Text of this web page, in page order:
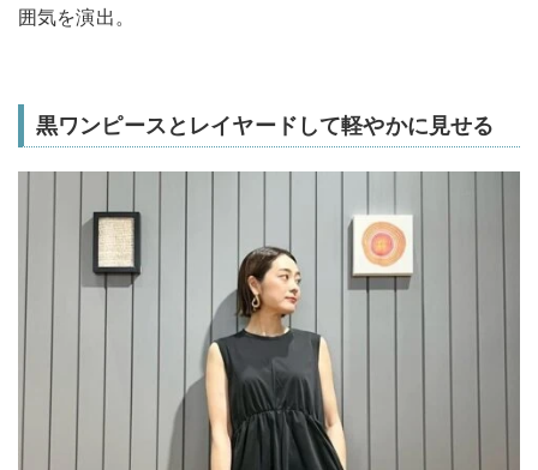
囲気を演出。
黒ワンピースとレイヤードして軽やかに見せる